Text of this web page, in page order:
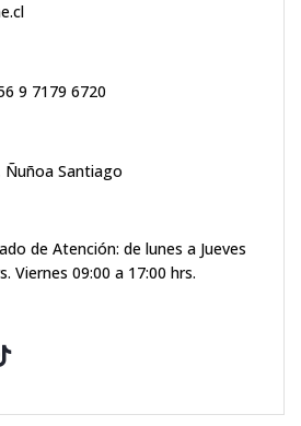
9 7179 6720
Ñuñoa Santiago
de Atención: de lunes a Jueves
Viernes 09:00 a 17:00 hrs.